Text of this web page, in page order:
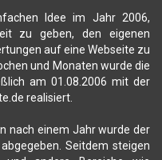
Idee im Jahr 2006,
zu geben, den eigenen
auf eine Webseite zu
und Monaten wurde die
am 01.08.2006 mit der
realisiert.
nach einem Jahr wurde der
Seitdem steigen